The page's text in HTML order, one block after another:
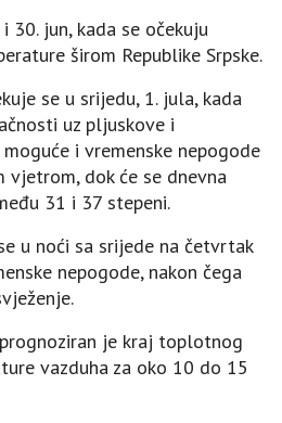
30. jun, kada se očekuju
širom Republike Srpske.
se u srijedu, 1. jula, kada
uz pljuskove i
i vremenske nepogode
vjetrom, dok će se dnevna
31 i 37 stepeni.
u noći sa srijede na četvrtak
nepogode, nakon čega
je kraj toplotnog
vazduha za oko 10 do 15